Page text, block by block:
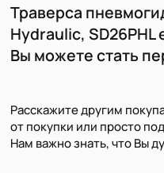
Траверса
Hydraulic,
Вы можете стать
Расскажите другим
от покупки или просто
Нам важно знать, что Вы